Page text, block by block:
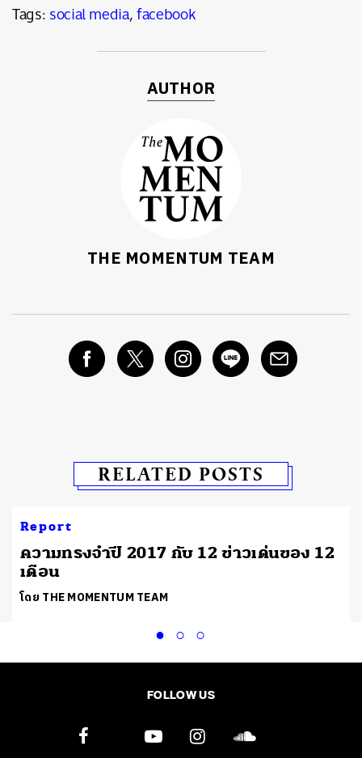
Tags:social media,facebook
AUTHOR
THE MOMENTUM TEAM
RELATED POSTS
Report
ความทรงจำปี 2017 กับ 12 ข่าวเด่นของ 12
เดือน
โดย THE MOMENTUM TEAM
FOLLOW US